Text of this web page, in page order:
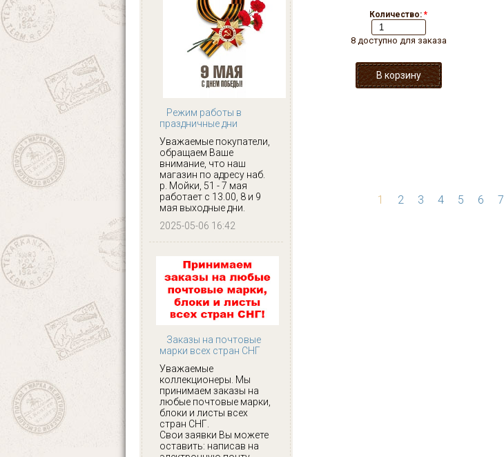
Режим работы в
праздничные дни
Уважаемые покупатели,
обращаем Ваше
внимание, что наш
магазин по адресу наб.
р. Мойки, 51 - 7 мая
работает с 13.00, 8 и 9
мая выходные дни.
2025-05-06 16:42
Заказы на почтовые
марки всех стран СНГ
Уважаемые
коллекционеры. Мы
принимаем заказы на
любые почтовые марки,
блоки и листы всех
стран СНГ.
Свои заявки Вы можете
оставить: написав на
Количество: *
8 доступно для заказа
1 2 3 4 5 6 7